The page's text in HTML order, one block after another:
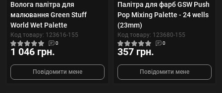
Волога палітра для
малювання Green Stuff
World Wet Palette
Код товару: 123616-155
0
1 046 грн.
Повідомити мене
Палітра для фарб GSW Push
Рор Mixing Palette - 24 wells
(23mm)
Код товару: 123680-155
0
357 грн.
Повідомити мене